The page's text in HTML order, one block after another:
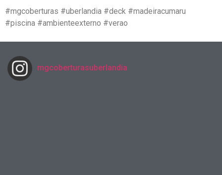
#mgcoberturas #uberlandia #deck #madeiracumaru
#piscina #ambienteexterno #verao
mgcoberturasuberlandia